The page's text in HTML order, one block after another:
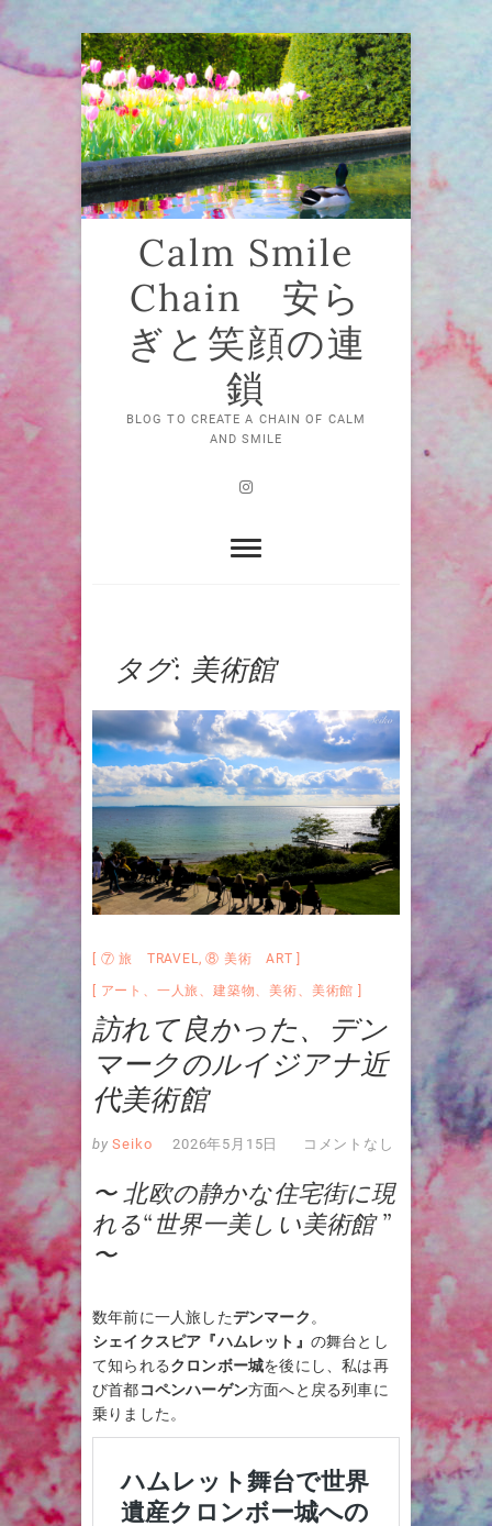
Skip
to
content
Calm Smile
Chain 安ら
ぎと笑顔の連
鎖
BLOG TO CREATE A CHAIN OF CALM
AND SMILE
Instagram
タグ: 美術館
⑦ 旅 TRAVEL,⑧ 美術 ART
アート 、 一人旅 、建築物、美術、 美術館
訪れて良かった、デン
マークのルイジアナ近
代美術館
by Seiko 2026年5月15日 コメントなし
〜 北欧の静かな住宅街に現
れる“世界一美しい美術館 ”
〜
数年前に一人旅したデンマーク。
シェイクスピア『ハムレット』 の舞台とし
て知られるクロンボー城を後にし、私は再
び首都コペンハーゲン方面へと戻る列車に
乗りました。